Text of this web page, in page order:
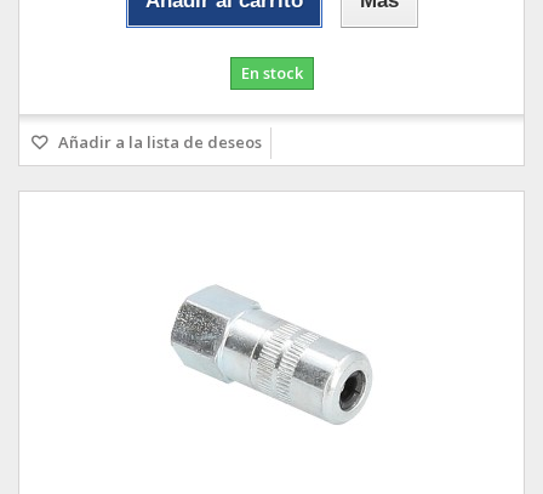
En stock
Añadir a la lista de deseos